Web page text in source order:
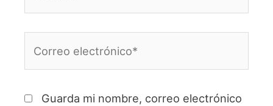
Guarda mi nombre, correo electrónico